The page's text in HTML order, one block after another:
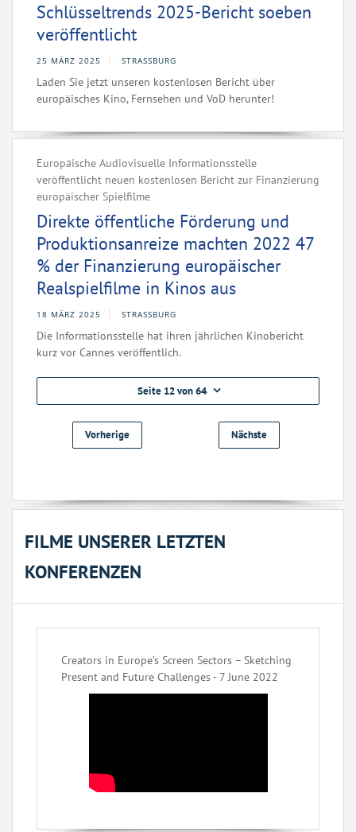
Schlüsseltrends 2025-Bericht soeben
veröffentlicht
25 MÄRZ 2025 STRASSBURG
Laden Sie jetzt unseren kostenlosen Bericht über
europäisches Kino, Fernsehen und VoD herunter!
Europäische Audiovisuelle Informationsstelle
veröffentlicht neuen kostenlosen Bericht zur Finanzierung
europäischer Spielfilme
Direkte öffentliche Förderung und
Produktionsanreize machten 2022 47
% der Finanzierung europäischer
Realspielfilme in Kinos aus
18 MÄRZ 2025 STRASSBURG
Die Informationsstelle hat ihren jährlichen Kinobericht
kurz vor Cannes veröffentlich.
Seite 12 von 64
Vorherige Nächste
FILME UNSERER LETZTEN
KONFERENZEN
Creators in Europe’s Screen Sectors – Sketching
Present and Future Challenges - 7 June 2022